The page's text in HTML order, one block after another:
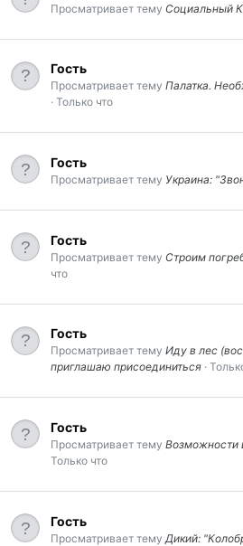
Просматривает тему Социальный
Гость
Просматривает тему Палатка.
Только что
Гость
Просматривает тему Украина:
Гость
Просматривает тему Строим
что
Гость
Просматривает тему Иду в лес
приглашаю присоединиться
Гость
Просматривает тему Возможности
Только что
Гость
Просматривает тему Дикий: